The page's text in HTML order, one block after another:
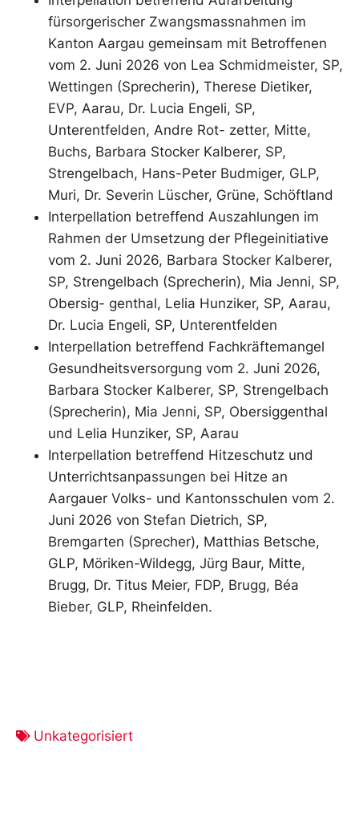
fürsorgerischer Zwangsmassnahmen im
Kanton Aargau gemeinsam mit Betroffenen
vom 2. Juni 2026 von Lea Schmidmeister, SP,
Wettingen (Sprecherin), Therese Dietiker,
EVP, Aarau, Dr. Lucia Engeli, SP,
Unterentfelden, Andre Rot- zetter, Mitte,
Buchs, Barbara Stocker Kalberer, SP,
Strengelbach, Hans-Peter Budmiger, GLP,
Muri, Dr. Severin Lüscher, Grüne, Schöftland
Interpellation betreffend Auszahlungen im
Rahmen der Umsetzung der Pflegeinitiative
vom 2. Juni 2026, Barbara Stocker Kalberer,
SP, Strengelbach (Sprecherin), Mia Jenni, SP,
Obersig- genthal, Lelia Hunziker, SP, Aarau,
Dr. Lucia Engeli, SP, Unterentfelden
Interpellation betreffend Fachkräftemangel
Gesundheitsversorgung vom 2. Juni 2026,
Barbara Stocker Kalberer, SP, Strengelbach
(Sprecherin), Mia Jenni, SP, Obersiggenthal
und Lelia Hunziker, SP, Aarau
Interpellation betreffend Hitzeschutz und
Unterrichtsanpassungen bei Hitze an
Aargauer Volks- und Kantonsschulen vom 2.
Juni 2026 von Stefan Dietrich, SP,
Bremgarten (Sprecher), Matthias Betsche,
GLP, Möriken-Wildegg, Jürg Baur, Mitte,
Brugg, Dr. Titus Meier, FDP, Brugg, Béa
Bieber, GLP, Rheinfelden.
Unkategorisiert